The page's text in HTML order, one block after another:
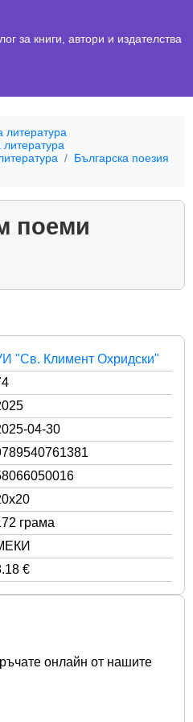
за книги, автори и издателства
литература
литература
Българска поезия
поеми
"Св. Климент Охридски"
04-30
грама
€
онлайн от нашите